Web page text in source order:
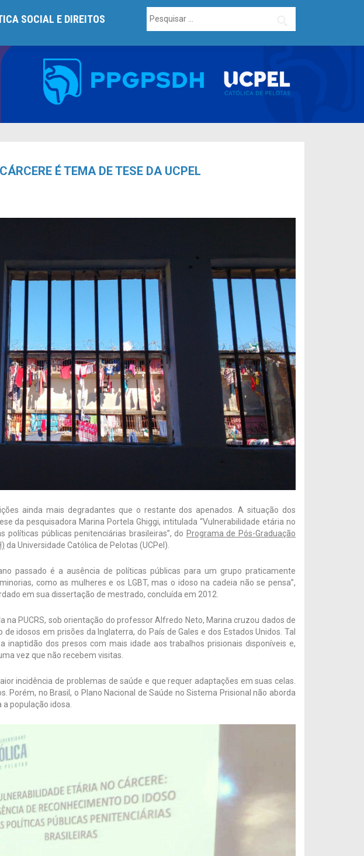
SOCIAL E DIREITOS
por:
É TEMA DE TESE DA UCPEL
ainda mais degradantes que o restante dos apenados. A situação dos
da pesquisadora Marina Portela Ghiggi, intitulada “Vulnerabilidade etária no
políticas públicas penitenciárias brasileiras”, do Programa de Pós-Graduação
da Universidade Católica de Pelotas (UCPel).
passado é a ausência de políticas públicas para um grupo praticamente
como as mulheres e os LGBT, mas o idoso na cadeia não se pensa”,
em sua dissertação de mestrado, concluída em 2012.
PUCRS, sob orientação do professor Alfredo Neto, Marina cruzou dados de
idosos em prisões da Inglaterra, do País de Gales e dos Estados Unidos. Tal
inaptidão dos presos com mais idade aos trabalhos prisionais disponíveis e,
vez que não recebem visitas.
incidência de problemas de saúde e que requer adaptações em suas celas.
Porém, no Brasil, o Plano Nacional de Saúde no Sistema Prisional não aborda
população idosa.